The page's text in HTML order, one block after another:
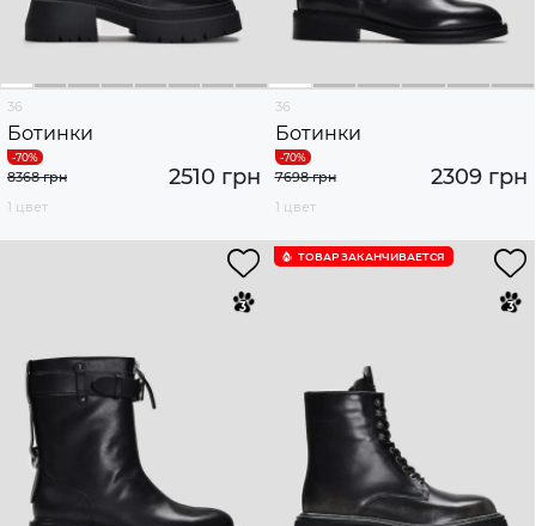
36
Ботинки
2510 грн
8368 грн
1 цвет
36
Ботинки
2309 грн
7698 грн
1 цвет
ТОВАР ЗАКАНЧИВАЕТСЯ